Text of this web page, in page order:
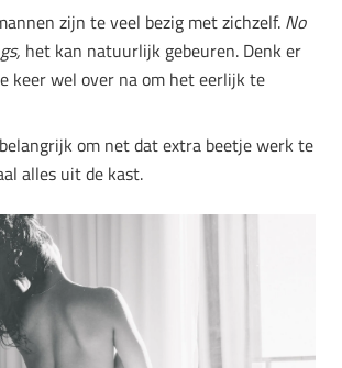
zijn te veel bezig met zichzelf. No
het kan natuurlijk gebeuren. Denk er
keer wel over na om het eerlijk te
om net dat extra beetje werk te
alles uit de kast.